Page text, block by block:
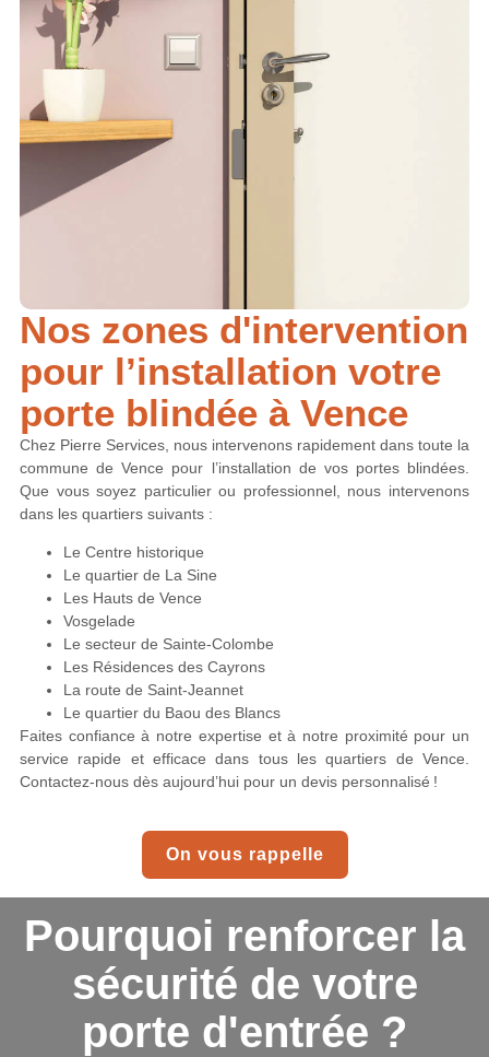
Nos zones d'intervention
pour l’installation votre
porte blindée à Vence
Chez Pierre Services, nous intervenons rapidement dans toute la
commune de Vence pour l’installation de vos portes blindées.
Que vous soyez particulier ou professionnel, nous intervenons
dans les quartiers suivants :
Le Centre historique
Le quartier de La Sine
Les Hauts de Vence
Vosgelade
Le secteur de Sainte-Colombe
Les Résidences des Cayrons
La route de Saint-Jeannet
Le quartier du Baou des Blancs
Faites confiance à notre expertise et à notre proximité pour un
service rapide et efficace dans tous les quartiers de Vence.
Contactez-nous dès aujourd’hui pour un devis personnalisé !
On vous rappelle
Pourquoi renforcer la
sécurité de votre
porte d'entrée ?